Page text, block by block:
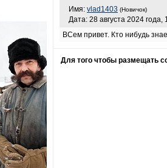
Имя: vlad1403 (Новичок)
Дата: 28 августа 2024 года,
ВСем привет. Кто нибудь
Для того чтобы размещать